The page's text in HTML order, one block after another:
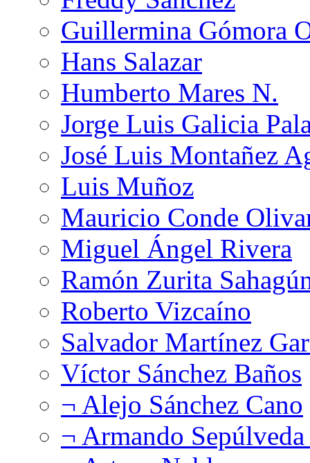
Guillermina Gómora
Hans Salazar
Humberto Mares N.
Jorge Luis Galicia
José Luis Montañez
Luis Muñoz
Mauricio Conde
Miguel Ángel Rivera
Ramón Zurita
Roberto Vizcaíno
Salvador Martínez
Víctor Sánchez Baños
¬ Alejo Sánchez Cano
¬ Armando